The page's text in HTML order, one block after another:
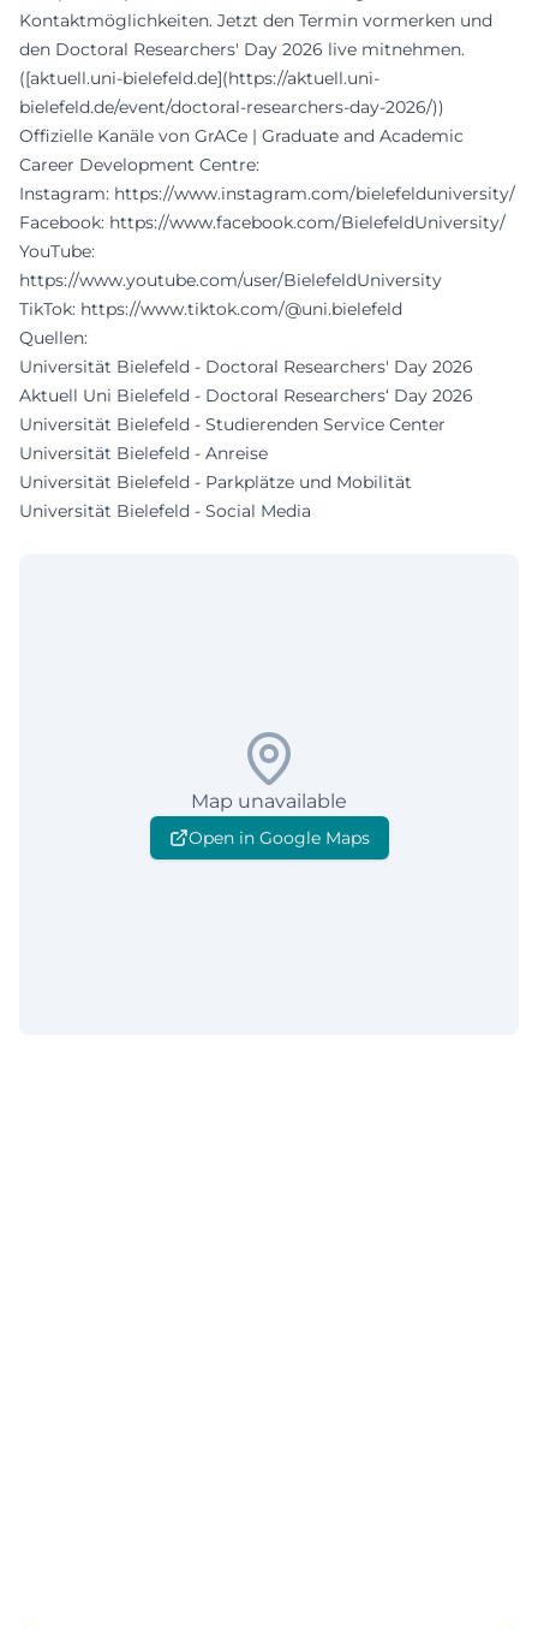
Kontaktmöglichkeiten. Jetzt den Termin vormerken und
den Doctoral Researchers' Day 2026 live mitnehmen.
([aktuell.uni-bielefeld.de](https://aktuell.uni-
bielefeld.de/event/doctoral-researchers-day-2026/))
Offizielle Kanäle von GrACe | Graduate and Academic
Career Development Centre:
Instagram: https://www.instagram.com/bielefelduniversity/
Facebook: https://www.facebook.com/BielefeldUniversity/
YouTube:
https://www.youtube.com/user/BielefeldUniversity
TikTok: https://www.tiktok.com/@uni.bielefeld
Quellen:
Universität Bielefeld - Doctoral Researchers' Day 2026
Aktuell Uni Bielefeld - Doctoral Researchers‘ Day 2026
Universität Bielefeld - Studierenden Service Center
Universität Bielefeld - Anreise
Universität Bielefeld - Parkplätze und Mobilität
Universität Bielefeld - Social Media
Map unavailable
Open in Google Maps